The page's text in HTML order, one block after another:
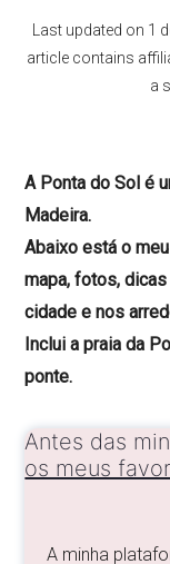
Last updated on 1
article contains
a
A Ponta do Sol é
Madeira.
Abaixo está o
mapa, fotos,
cidade e nos
Inclui a praia da
ponte.
Antes das
os meus
A minha